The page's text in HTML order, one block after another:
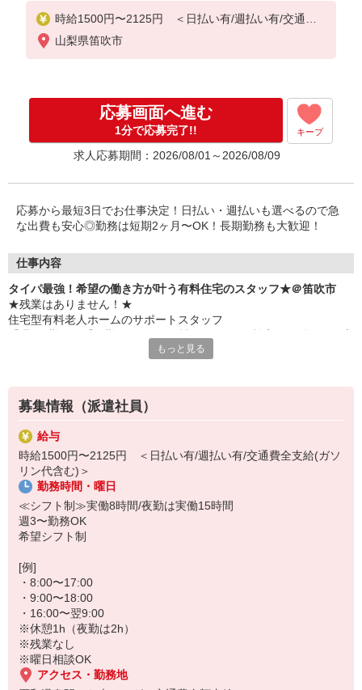
時給1500円〜2125円 ＜日払い有/週払い有/交通費
全支給(ガソリン代含む)＞
山梨県笛吹市
応募画面へ進む
1分で応募完了!! キープ
求人応募期間：2026/08/01～2026/08/09
応募から最短3日でお仕事決定！日払い・週払いも選べるので急
な出費も安心◎勤務は短期2ヶ月〜OK！長期勤務も大歓迎！
仕事内容
タイパ最強！希望の働き方が叶う有料住宅のスタッフ★＠笛吹市
★残業はありません！★
住宅型有料老人ホームのサポートスタッフ
・お部屋の掃除
・簡単な書類の整理
・日常生活の見守り
・食事や着替え時など、必要に応じた生活介助
・お話し相手 など
≪働きやすさバツグン！≫
時間通りの交代を徹底しているため、定時になったら即退勤◎
仕事終わりのプライベートや、家庭・Wワークとの両立もバッチリ
です！
もっと見る
募集情報（派遣社員）
給与
時給1500円〜2125円 ＜日払い有/週払い有/交通費全支給(ガソ
リン代含む)＞
勤務時間・曜日
≪シフト制≫実働8時間/夜勤は実働15時間
週3〜勤務OK
希望シフト制
[例]
・8:00〜17:00
・9:00〜18:00
・16:00〜翌9:00
※休憩1h（夜勤は2h）
※残業なし
※曜日相談OK
アクセス・勤務地